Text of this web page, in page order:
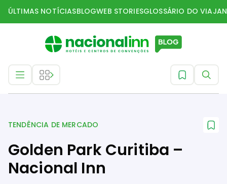
ÚLTIMAS NOTÍCIASBLOGWEB STORIESGLOSSÁRIO DO
Tendência de mercado
TENDÊNCIA DE MERCADO
Golden Park Curitiba –
Nacional Inn